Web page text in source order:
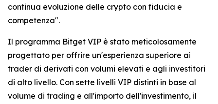
continua evoluzione delle crypto con fiducia e
competenza".
Il programma Bitget VIP è stato meticolosamente
progettato per offrire un'esperienza superiore ai
trader di derivati con volumi elevati e agli investitori
di alto livello. Con sette livelli VIP distinti in base al
volume di trading e all'importo dell'investimento, il